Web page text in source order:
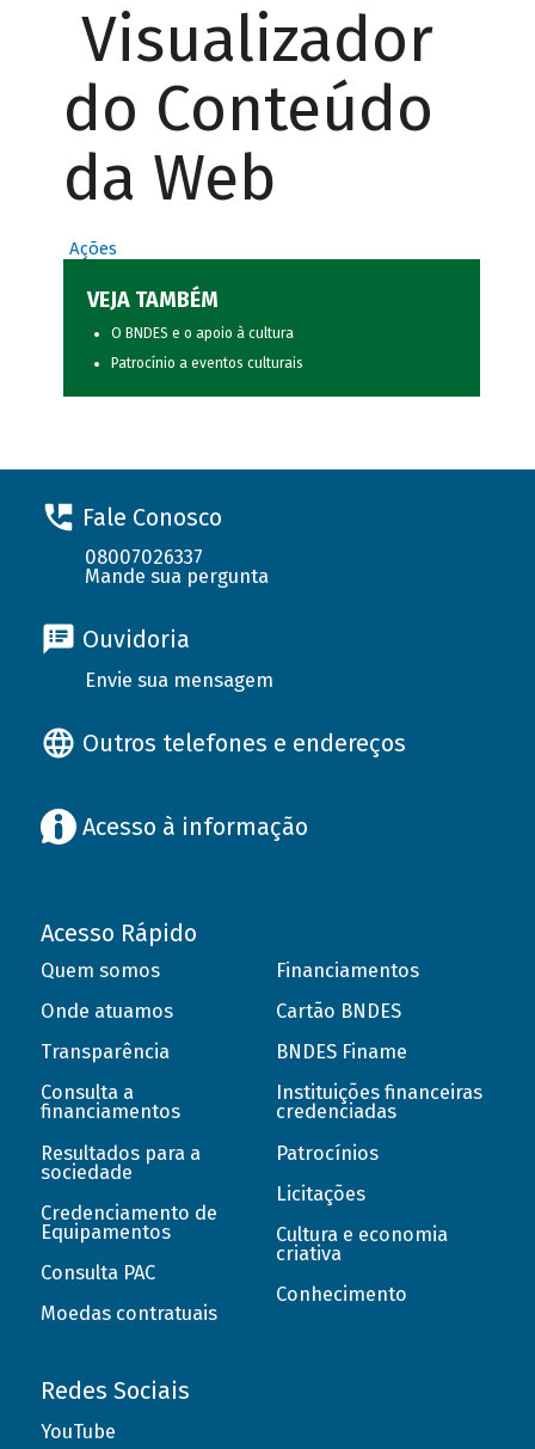
Visualizador
do Conteúdo
da Web
Ações
VEJA TAMBÉM
O BNDES e o apoio à cultura
Patrocínio a eventos culturais
Fale Conosco
08007026337
Mande sua pergunta
Ouvidoria
Envie sua mensagem
Outros telefones e endereços
Acesso à informação
Acesso Rápido
Quem somos
Onde atuamos
Transparência
Consulta a
financiamentos
Resultados para a
sociedade
Credenciamento de
Equipamentos
Consulta PAC
Moedas contratuais
Financiamentos
Cartão BNDES
BNDES Finame
Instituições financeiras
credenciadas
Patrocínios
Licitações
Cultura e economia
criativa
Conhecimento
Redes Sociais
YouTube